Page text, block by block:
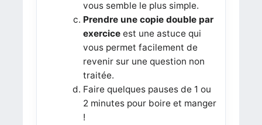
vous semble le plus simple.
Prendre une copie double par
exerciceest une astuce qui
vous permet facilement de
revenir sur une question non
traitée.
Faire quelques pauses de 1 ou
2 minutes pour boire et manger
!